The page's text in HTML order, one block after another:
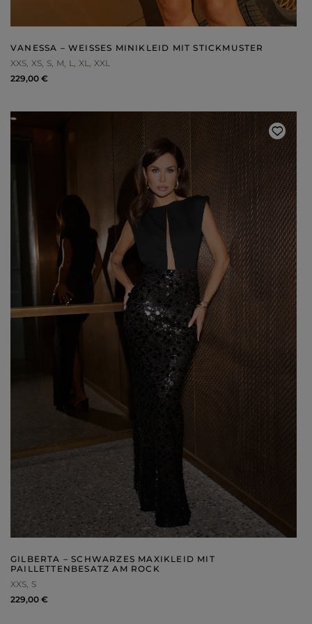
Art
CASUAL - KLEIDER
ABENDKLEIDER
ASYMMETRISCHE
STRICKKLEIDER
MIT RÜSCHEN
MIT SCHÖSSCHEN
ALLES ANZEIGEN ENTDECKEN SIE DIE NEUHEITEN
VANESSA – WEISSES MINIKLEID MIT STICKMUSTER
XXS XS S M L XL XXL
229,00 €
GILBERTA – SCHWARZES MAXIKLEID MIT
PAILLETTENBESATZ AM ROCK
XXS S
229,00 €